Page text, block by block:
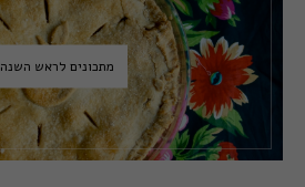
מתכונים לראש השנה